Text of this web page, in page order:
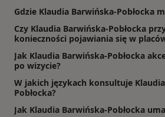
Gdzie Klaudia Barwińska-Pobłocka
Czy Klaudia Barwińska-Pobłocka
konieczności pojawiania się w
Jak Klaudia Barwińska-Pobłocka
po wizycie?
W jakich językach konsultuje
Pobłocka?
Jak Klaudia Barwińska-Pobłocka